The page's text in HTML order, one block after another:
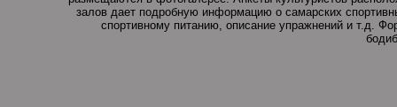
залов дает подробную информацию о самарских
спортивному питанию, описание упражнений и т.д.